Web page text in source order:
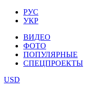
РУС
УКР
ВИДЕО
ФОТО
ПОПУЛЯРНЫЕ
СПЕЦПРОЕКТЫ
USD